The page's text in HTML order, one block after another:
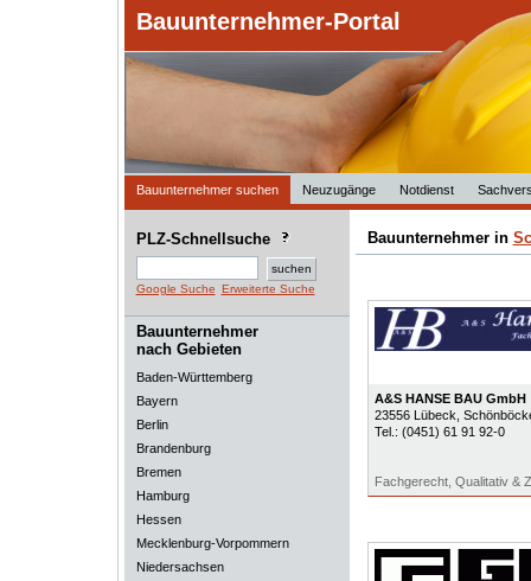
Bauunternehmer-Portal
Bauunternehmer suchen Neuzugänge Notdienst
PLZ-Schnellsuche
Google Suche Erweiterte Suche
Bauunternehmer
nach Gebieten
Baden-Württemberg
Bayern
Berlin
Brandenburg
Bremen
Hamburg
Hessen
Mecklenburg-Vorpommern
Niedersachsen
Bauunternehmer in
A&S HANSE BAU GmbH
23556 Lübeck ,
Tel.: (0451) 61 91 92-0
Fachgerecht, Qualitativ &